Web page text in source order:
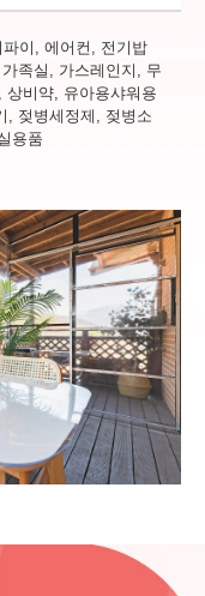
이, 에어컨, 전기밥
족실, 가스레인지, 무
비약, 유아용샤워용
, 젖병세정제, 젖병소
용품